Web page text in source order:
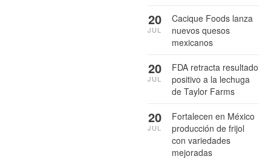
Cacique Foods lanza
nuevos quesos
mexicanos
20
JUL
FDA retracta resultado
positivo a la lechuga
de Taylor Farms
20
JUL
Fortalecen en México
producción de frijol
con variedades
mejoradas
20
JUL